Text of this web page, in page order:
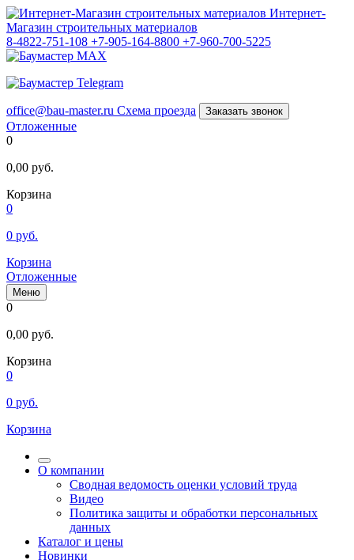
Интернет-
Магазин строительных материалов
8-4822-751-108 +7-905-164-8800 +7-960-700-5225
office@bau-master.ru Схема проезда Заказать звонок
Отложенные
0
0,00 руб.
Корзина
0
0 руб.
Корзина
Отложенные
Меню
0
0,00 руб.
Корзина
0
0 руб.
Корзина
О компании
Сводная ведомость оценки условий труда
Видео
Политика защиты и обработки персональных
данных
Каталог и цены
Новинки